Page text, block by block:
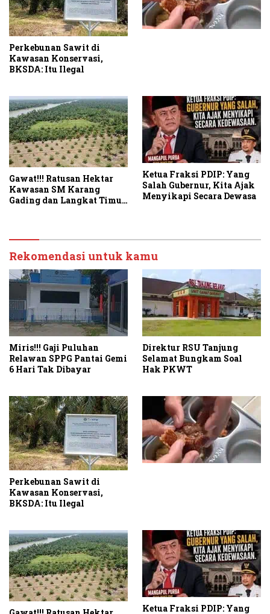
Perkebunan Sawit di
Kawasan Konservasi,
BKSDA: Itu Ilegal
Gawat!!! Ratusan Hektar
Kawasan SM Karang
Gading dan Langkat Timur
Ketua Fraksi PDIP: Yang
Salah Gubernur, Kita Ajak
Menyikapi Secara Dewasa
Rekomendasi untuk kamu
Miris!!! Gaji Puluhan
Relawan SPPG Pantai Gemi
6 Hari Tak Dibayar
Direktur RSU Tanjung
Selamat Bungkam Soal
Hak PKWT
Perkebunan Sawit di
Kawasan Konservasi,
BKSDA: Itu Ilegal
Ketua Fraksi PDIP: Yang